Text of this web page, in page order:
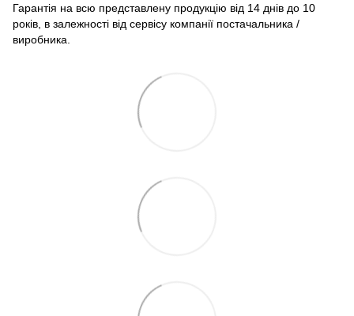
Гарантія на всю представлену продукцію від 14 днів до 10
років, в залежності від сервісу компанії постачальника /
виробника.